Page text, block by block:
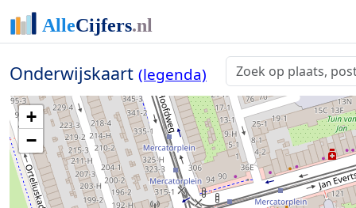
Onderwijskaart (legenda)
+
−